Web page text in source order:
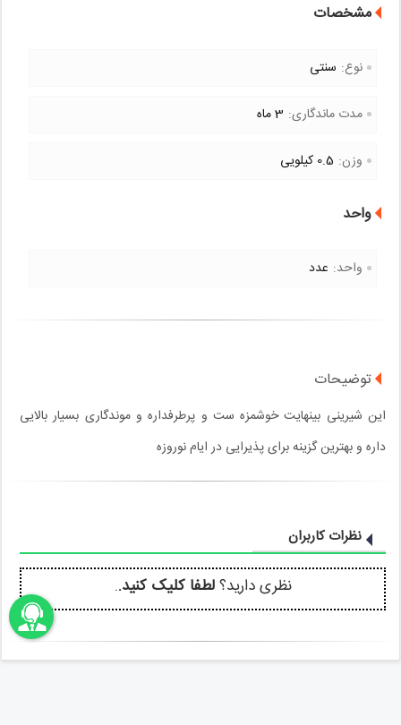
مشخصات
نوع: سنتی
مدت ماندگاری: 3 ماه
وزن: 0.5 کیلویی
واحد
واحد: عدد
توضیحات
این شیرینی بینهایت خوشمزه ست و پرطرفداره و موندگاری بسیار بالایی‌
داره و بهترین گزینه برای پذیرایی در ایام‌ نوروزه
نظرات کاربران
نظری دارید؟لطفا کلیک کنید..